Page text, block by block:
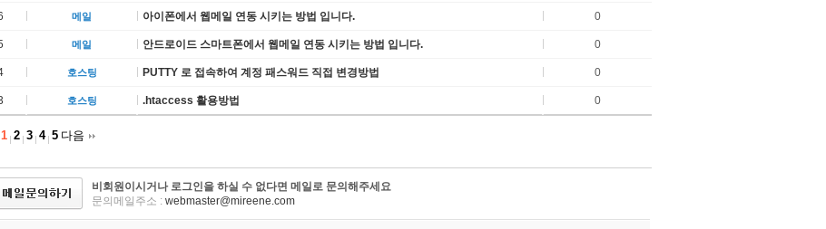
메일 아이폰에서 웹메일 연동 시키는 방법 입니다. 0
메일 안드로이드 스마트폰에서 웹메일 연동 시키는 방법 입니다. 0
호스팅 PUTTY 로 접속하여 계정 패스워드 직접 변경방법 0
호스팅 .htaccess 활용방법 0
1 2 3 4 5 다음
비회원이시거나 로그인을 하실 수 없다면 메일로 문의해주세요
문의메일주소 : webmaster@mireene.com